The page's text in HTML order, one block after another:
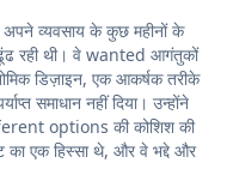
व्यवसाय के कुछ महीनों के
रही थी। वे wanted आगंतुकों
डिज़ाइन, एक आकर्षक तरीके
समाधान नहीं दिया। उन्होंने
options की कोशिश की
का एक हिस्सा थे, और वे भद्दे और